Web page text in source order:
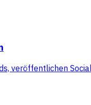
veröffentlichen